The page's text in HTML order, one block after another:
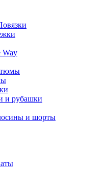
Way
и рубашки
и шорты